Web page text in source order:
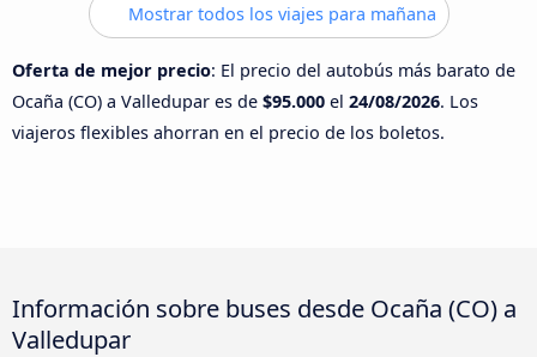
Mostrar todos los viajes para mañana
Oferta de mejor precio: El precio del autobús más barato de
Ocaña (CO) a Valledupar es de $95.000 el 24/08/2026. Los
viajeros flexibles ahorran en el precio de los boletos.
Información sobre buses desde Ocaña (CO) a
Valledupar